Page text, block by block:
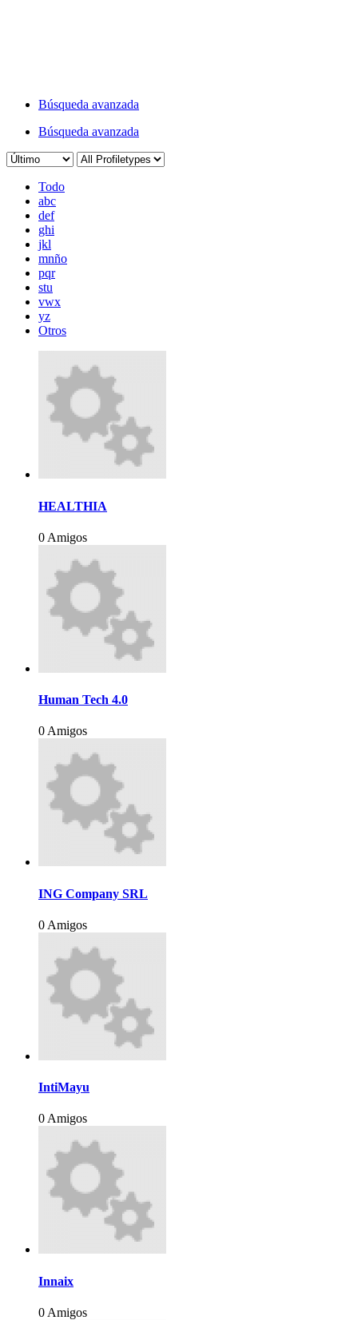
Búsqueda avanzada
Búsqueda avanzada
Todo
abc
def
ghi
jkl
mnño
pqr
stu
vwx
yz
Otros
HEALTHIA
0 Amigos
Human Tech 4.0
0 Amigos
ING Company SRL
0 Amigos
IntiMayu
0 Amigos
Innaix
0 Amigos